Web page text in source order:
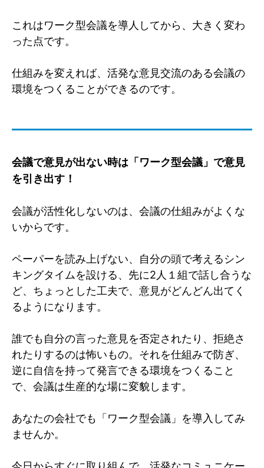
これはワーク型会議を導人してから、大きく変わ
った点です。
仕組みを変えれば、活発な意見交流のある会議の
環境をつくることができるのです。
会議で意見が出ない時は「ワーク型会議」で意見
を引き出す！
会議が活性化しないのは、会議の仕組みがよくな
いからです。
ペーパーを読み上げない、自分の頭で考えるシン
キングタイムを設ける、先に2人１組で話し合うな
ど、ちょっとした工夫で、意見がどんどん出てく
るようになります。
誰でも自分の言った意見を否定されたり、拒絶さ
れたりするのは怖いもの。それを仕組みで防ぎ、
逆に自信を持って発言できる環境をつくること
で、会議は生産的な場に変貌します。
あなたの会社でも「ワーク型会議」を導入してみ
ませんか。